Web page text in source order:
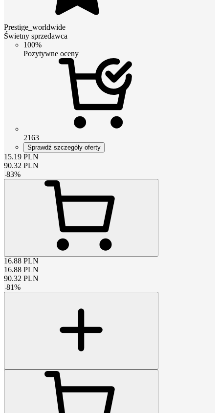
Prestige_worldwide
Świetny sprzedawca
100%
Pozytywne oceny
2163
Sprawdź szczegóły oferty
15.19 PLN
90.32 PLN
-83%
16.88 PLN
16.88 PLN
90.32 PLN
-81%